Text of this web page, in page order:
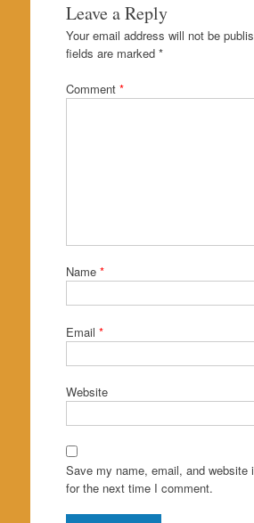
Leave a Reply
Your email address will not be
fields are marked *
Comment *
Name *
Email *
Website
Save my name, email, and website
for the next time I comment.